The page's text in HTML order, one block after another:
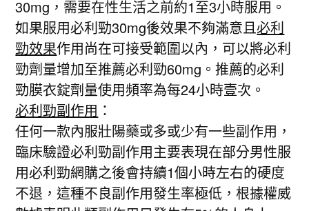
30mg，需要在性生活之前約1至3小時服用。
如果服用必利勁30mg後效果不夠滿意且必利
勁效果作用尚在可接受範圍以內，可以將必利
勁劑量增加至推薦必利勁60mg。推薦的必利
勁膜衣錠劑量使用頻率為每24小時壹次。
必利勁副作用 ：
任何一款內服壯陽藥或多或少有一些副作用，
臨床驗證必利勁副作用主要表現在部分男性服
用必利勁網購之後會持續1個小時左右的硬度
不退，這種不良副作用發生率極低，根據權威